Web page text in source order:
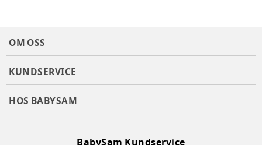
OM OSS
KUNDSERVICE
HOS BABYSAM
BabySam Kundservice